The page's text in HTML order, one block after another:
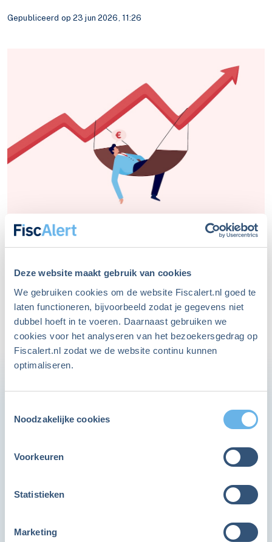
Deze website maakt gebruik van cookies
We gebruiken cookies om de website Fiscalert.nl goed te
laten functioneren, bijvoorbeeld zodat je gegevens niet
dubbel hoeft in te voeren. Daarnaast gebruiken we
cookies voor het analyseren van het bezoekersgedrag op
Fiscalert.nl zodat we de website continu kunnen
optimaliseren.
Noodzakelijke cookies
Voorkeuren
Statistieken
Marketing
Gepubliceerd op 23 jun 2026, 11:26
Wie slim vermogen wil opbouwen voor later,
komt al snel uit bij beleggen. Goed nieuws: je
hoeft geen expert te zijn om te beginnen. Met
een eenvoudige aanpak kom je al een heel
eind.
In het kort
Sparen levert weinig op, daarom kijken
Met een wereldwijd gespreide ETF en een
klein maandbedrag kun je gemakkelijk
Word lid en ga direct verder